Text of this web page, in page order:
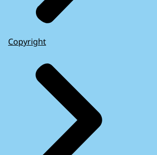
Copyright